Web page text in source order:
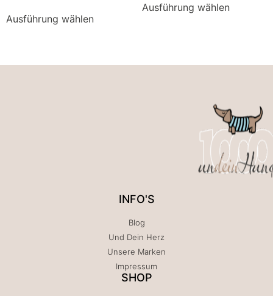
Ausführung wählen
Ausführung wählen
INFO'S
Blog
Und Dein Herz
Unsere Marken
Impressum
SHOP